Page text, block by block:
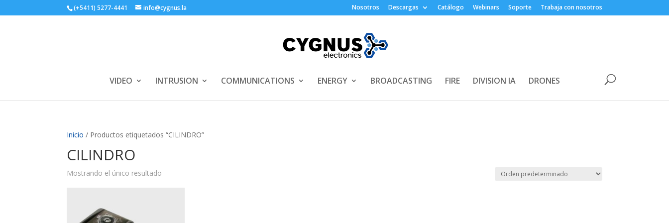
(+5411) 5277-4441 info@cygnus.la Nosotros Descargas Catálogo Webinars Soporte Trabaja con nosotros
VIDEO INTRUSION COMMUNICATIONS ENERGY BROADCASTING FIRE DIVISION IA DRONES
Inicio / Productos etiquetados “CILINDRO”
CILINDRO
Mostrando el único resultado